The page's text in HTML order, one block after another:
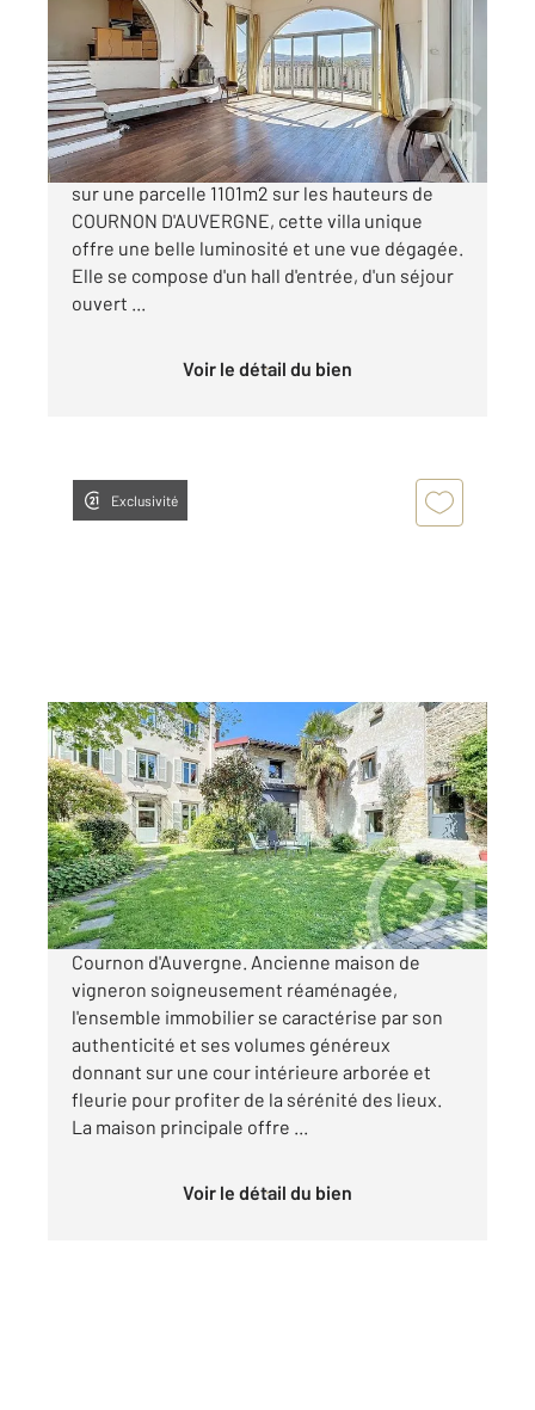
Ref : 14929
Maison à vendre
330 000 €
MAISON D'ARCHITECTE. Construite en 2002
sur une parcelle 1101m2 sur les hauteurs de
COURNON D'AUVERGNE, cette villa unique
offre une belle luminosité et une vue dégagée.
Elle se compose d'un hall d'entrée, d'un séjour
ouvert ...
Voir le détail du bien
Exclusivité
COURNON D AUVERGNE 63
361,77 m2, 12 pièces
Ref : 13484
Maison à vendre
690 000 €
Visiter le site dédié
Cournon d'Auvergne. Ancienne maison de
vigneron soigneusement réaménagée,
l'ensemble immobilier se caractérise par son
authenticité et ses volumes généreux
donnant sur une cour intérieure arborée et
fleurie pour profiter de la sérénité des lieux.
La maison principale offre ...
Voir le détail du bien